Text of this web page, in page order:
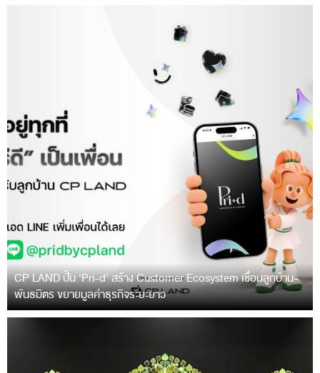
CP LAND ปั้น ‘Pri-d’ สร้าง Customer Ecosystem เชื่อมลูกบ้าน-
พันธมิตร ขยายมูลค่าธุรกิจระยะยาว